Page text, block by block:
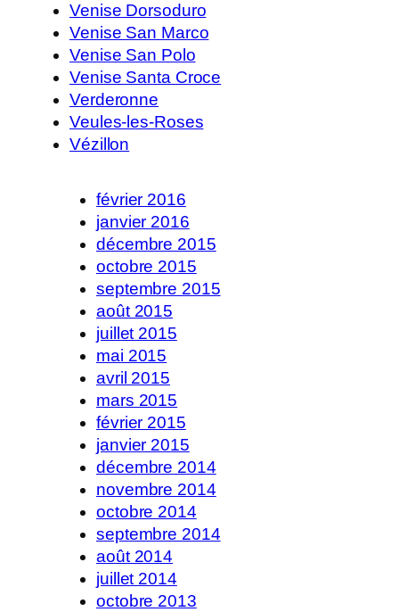
Venise Dorsoduro
Venise San Marco
Venise San Polo
Venise Santa Croce
Verderonne
Veules-les-Roses
Vézillon
février 2016
janvier 2016
décembre 2015
octobre 2015
septembre 2015
août 2015
juillet 2015
mai 2015
avril 2015
mars 2015
février 2015
janvier 2015
décembre 2014
novembre 2014
octobre 2014
septembre 2014
août 2014
juillet 2014
octobre 2013